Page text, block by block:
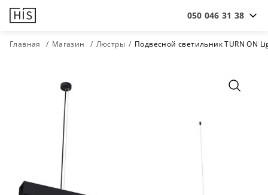
050 046 31 38
Главная Магазин Люстры Подвесной светильник ТURN ON